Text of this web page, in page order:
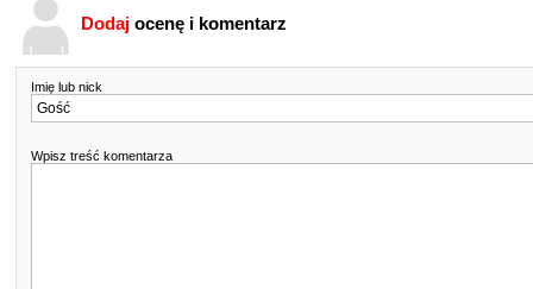
Dodaj ocenę i komentarz
Imię lub nick
Wpisz treść komentarza